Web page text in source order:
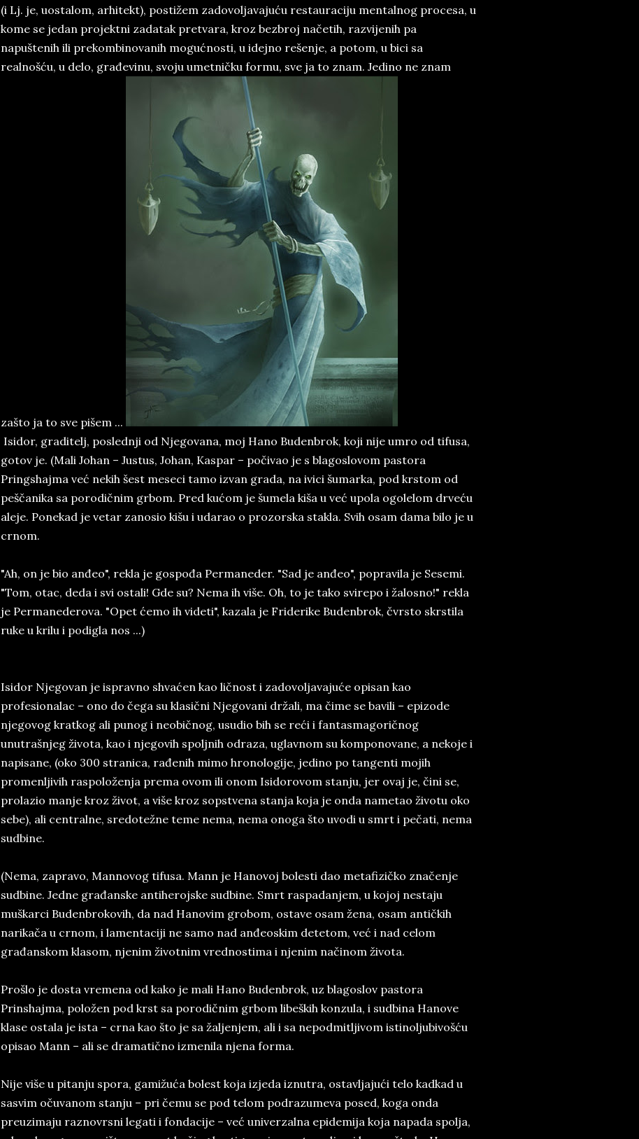
(i Lj. je, uostalom, arhitekt), postižem zadovoljavajuću restauraciju mentalnog procesa, u
kome se jedan projektni zadatak pretvara, kroz bezbroj načetih, razvijenih pa
napuštenih ili prekombinovanih mogućnosti, u idejno rešenje, a potom, u bici sa
realnošću, u delo, građevinu, svoju umetničku formu, sve ja to znam. Jedino ne znam
zašto ja to sve pišem ...
Isidor, graditelj, poslednji od Njegovana, moj Hano Budenbrok, koji nije umro od tifusa,
gotov je. (Mali Johan – Justus, Johan, Kaspar – počivao je s blagoslovom pastora
Pringshajma već nekih šest meseci tamo izvan grada, na ivici šumarka, pod krstom od
peščanika sa porodičnim grbom. Pred kućom je šumela kiša u već upola ogolelom drveću
aleje. Ponekad je vetar zanosio kišu i udarao o prozorska stakla. Svih osam dama bilo je u
crnom.
"Ah, on je bio anđeo", rekla je gospođa Permaneder. "Sad je anđeo", popravila je Sesemi.
"Tom, otac, deda i svi ostali! Gde su? Nema ih više. Oh, to je tako svirepo i žalosno!" rekla
je Permanederova. "Opet ćemo ih videti", kazala je Friderike Budenbrok, čvrsto skrstila
ruke u krilu i podigla nos ...)
Isidor Njegovan je ispravno shvaćen kao ličnost i zadovoljavajuće opisan kao
profesionalac – ono do čega su klasični Njegovani držali, ma čime se bavili – epizode
njegovog kratkog ali punog i neobičnog, usudio bih se reći i fantasmagoričnog
unutrašnjeg života, kao i njegovih spoljnih odraza, uglavnom su komponovane, a nekoje i
napisane, (oko 300 stranica, rađenih mimo hronologije, jedino po tangenti mojih
promenljivih raspoloženja prema ovom ili onom Isidorovom stanju, jer ovaj je, čini se,
prolazio manje kroz život, a više kroz sopstvena stanja koja je onda nametao životu oko
sebe), ali centralne, sredotežne teme nema, nema onoga što uvodi u smrt i pečati, nema
sudbine.
(Nema, zapravo, Mannovog tifusa. Mann je Hanovoj bolesti dao metafizičko značenje
sudbine. Jedne građanske antiherojske sudbine. Smrt raspadanjem, u kojoj nestaju
muškarci Budenbrokovih, da nad Hanovim grobom, ostave osam žena, osam antičkih
narikača u crnom, i lamentaciji ne samo nad anđeoskim detetom, već i nad celom
građanskom klasom, njenim životnim vrednostima i njenim načinom života.
Prošlo je dosta vremena od kako je mali Hano Budenbrok, uz blagoslov pastora
Prinshajma, položen pod krst sa porodičnim grbom libeških konzula, i sudbina Hanove
klase ostala je ista – crna kao što je sa žaljenjem, ali i sa nepodmitljivom istinoljubivošću
opisao Mann – ali se dramatično izmenila njena forma.
Nije više u pitanju spora, gamižuća bolest koja izjeda iznutra, ostavljajući telo kadkad u
sasvim očuvanom stanju – pri čemu se pod telom podrazumeva posed, koga onda
preuzimaju raznovrsni legati i fondacije – već univerzalna epidemija koja napada spolja,